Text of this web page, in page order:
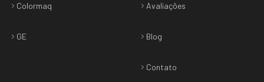
Colormaq
GE
Avaliações
Blog
Contato